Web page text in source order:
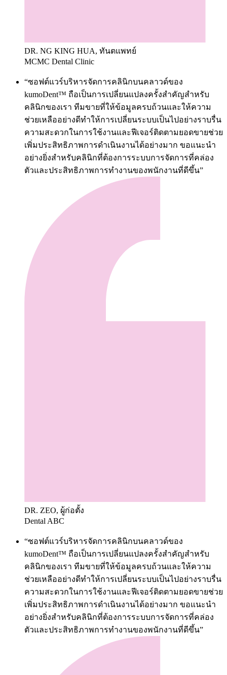
DR. NG KING HUA, ทันตแพทย์
MCMC Dental Clinic
“ซอฟต์แวร์บริหารจัดการคลินิกบนคลาวด์ของ
kumoDent™ ถือเป็นการเปลี่ยนแปลงครั้งสำคัญสำหรับ
คลินิกของเรา ทีมขายที่ให้ข้อมูลครบถ้วนและให้ความ
ช่วยเหลืออย่างดีทำให้การเปลี่ยนระบบเป็นไปอย่างราบรื่น
ความสะดวกในการใช้งานและฟีเจอร์ติดตามยอดขายช่วย
เพิ่มประสิทธิภาพการดำเนินงานได้อย่างมาก ขอแนะนำ
อย่างยิ่งสำหรับคลินิกที่ต้องการระบบการจัดการที่คล่อง
ตัวและประสิทธิภาพการทำงานของพนักงานที่ดีขึ้น”
DR. ZEO, ผู้ก่อตั้ง
Dental ABC
“ซอฟต์แวร์บริหารจัดการคลินิกบนคลาวด์ของ
kumoDent™ ถือเป็นการเปลี่ยนแปลงครั้งสำคัญสำหรับ
คลินิกของเรา ทีมขายที่ให้ข้อมูลครบถ้วนและให้ความ
ช่วยเหลืออย่างดีทำให้การเปลี่ยนระบบเป็นไปอย่างราบรื่น
ความสะดวกในการใช้งานและฟีเจอร์ติดตามยอดขายช่วย
เพิ่มประสิทธิภาพการดำเนินงานได้อย่างมาก ขอแนะนำ
อย่างยิ่งสำหรับคลินิกที่ต้องการระบบการจัดการที่คล่อง
ตัวและประสิทธิภาพการทำงานของพนักงานที่ดีขึ้น”